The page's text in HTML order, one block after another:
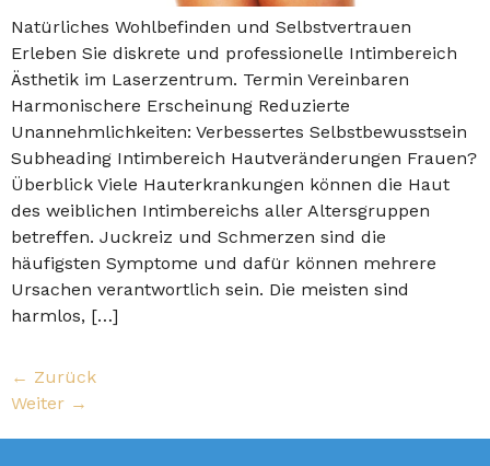
Natürliches Wohlbefinden und Selbstvertrauen
Erleben Sie diskrete und professionelle Intimbereich
Ästhetik im Laserzentrum. Termin Vereinbaren
Harmonischere Erscheinung Reduzierte
Unannehmlichkeiten: Verbessertes Selbstbewusstsein
Subheading Intimbereich Hautveränderungen Frauen?
Überblick Viele Hauterkrankungen können die Haut
des weiblichen Intimbereichs aller Altersgruppen
betreffen. Juckreiz und Schmerzen sind die
häufigsten Symptome und dafür können mehrere
Ursachen verantwortlich sein. Die meisten sind
harmlos, […]
← Zurück
Weiter →